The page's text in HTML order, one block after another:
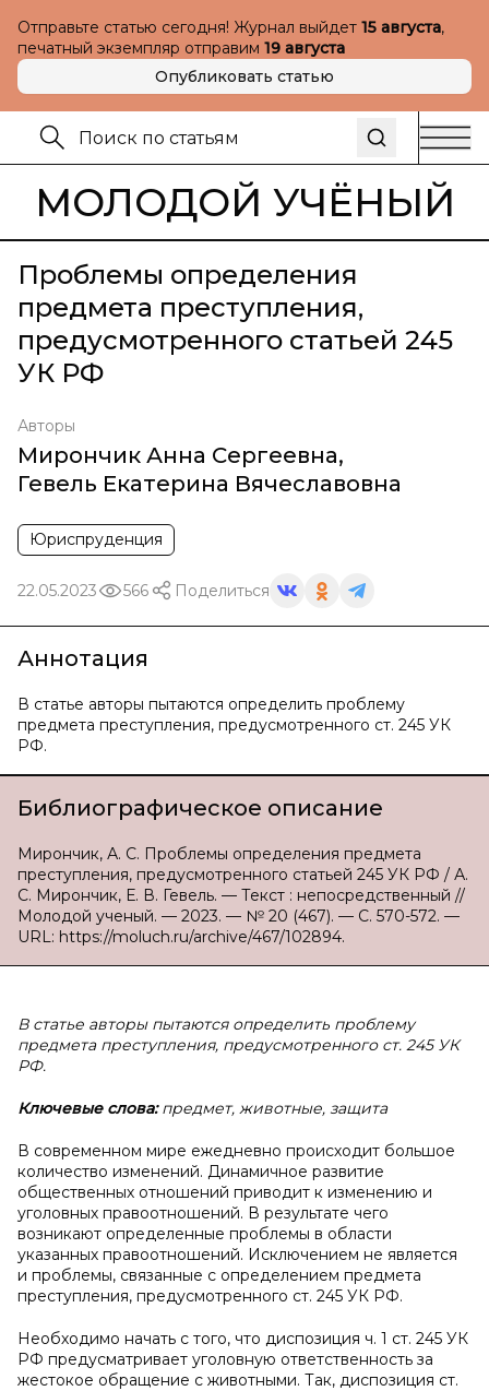
Отправьте статью сегодня! Журнал выйдет 15 августа,
печатный экземпляр отправим 19 августа
Опубликовать статью
МОЛОДОЙ УЧЁНЫЙ
Проблемы определения
предмета преступления,
предусмотренного статьей 245
УК РФ
Авторы
Мирончик Анна Сергеевна,
Гевель Екатерина Вячеславовна
Юриспруденция
22.05.2023 566 Поделиться
Аннотация
В статье авторы пытаются определить проблему
предмета преступления, предусмотренного ст. 245 УК
РФ.
Библиографическое описание
Мирончик, А. С. Проблемы определения предмета
преступления, предусмотренного статьей 245 УК РФ / А.
С. Мирончик, Е. В. Гевель. — Текст : непосредственный //
Молодой ученый. — 2023. — № 20 (467). — С. 570-572. —
URL: https://moluch.ru/archive/467/102894.
В статье авторы пытаются определить проблему
предмета преступления, предусмотренного ст. 245 УК
РФ.
Ключевые слова:предмет, животные, защита
В современном мире ежедневно происходит большое
количество изменений. Динамичное развитие
общественных отношений приводит к изменению и
уголовных правоотношений. В результате чего
возникают определенные проблемы в области
указанных правоотношений. Исключением не является
и проблемы, связанные с определением предмета
преступления, предусмотренного ст. 245 УК РФ.
Необходимо начать с того, что диспозиция ч. 1 ст. 245 УК
РФ предусматривает уголовную ответственность за
жестокое обращение с животными. Так, диспозиция ст.